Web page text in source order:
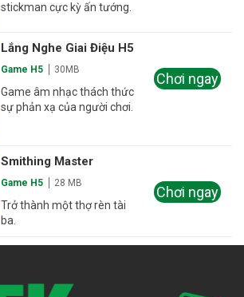
stickman cực kỳ ấn tướng.
Lắng Nghe Giai Điệu H5
Game H5 30MB
Game âm nhạc thách thức
sự phản xạ của người chơi.
Chơi ngay
Smithing Master
Game H5 28 MB
Trở thành một thợ rèn tài
ba.
Chơi ngay